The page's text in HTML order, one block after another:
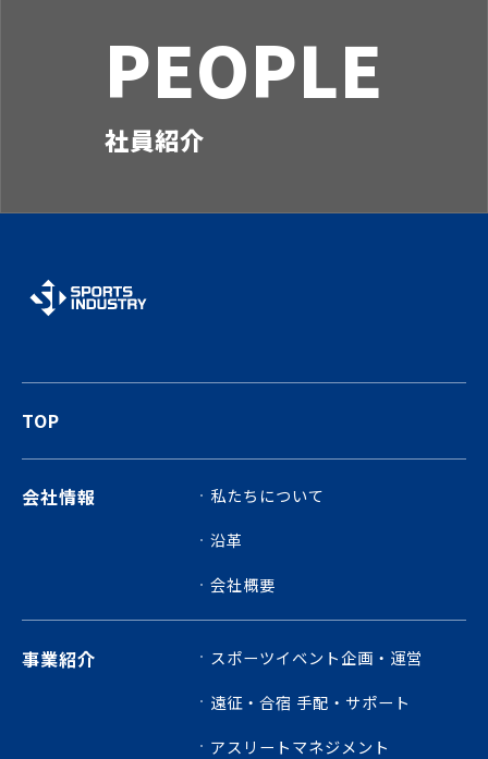
PEOPLE
社員紹介
TOP
会社情報
私たちについて
沿革
会社概要
事業紹介
スポーツイベント企画・運営
遠征・合宿 手配・サポート
アスリートマネジメント